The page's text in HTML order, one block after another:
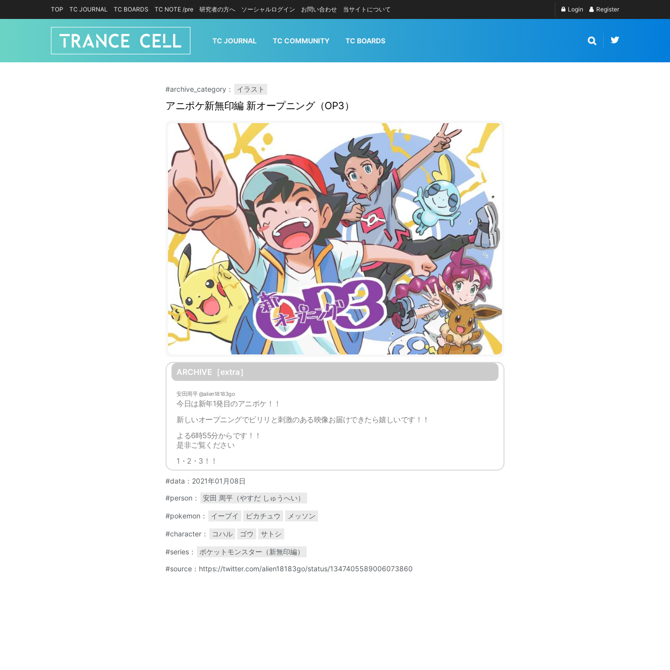
TOP TC JOURNAL TC BOARDS TC NOTE /pre 研究者の方へ ソーシャルログイン お問い合わせ 当サイトについて Login Register
TC JOURNAL TC COMMUNITY TC BOARDS
#archive_category： イラスト
アニポケ新無印編 新オープニング（OP3）
ARCHIVE［extra］
安田周平 @alien18183go
今日は新年1発目のアニポケ！！
新しいオープニングでビリリと刺激のある映像お届けできたら嬉しいです！！
よる6時55分からです！！
是非ご覧ください
1・2・3！！
#data：2021年01月08日
#person：
安田 周平（やすだ しゅうへい）
#pokemon： イーブイ ピカチュウ メッソン
#character： コハル ゴウ サトシ
#series：
ポケットモンスター（新無印編）
#source：https://twitter.com/alien18183go/status/1347405589006073860